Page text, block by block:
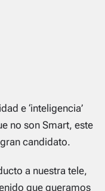
e ‘inteligencia’
no son Smart, este
candidato.
a nuestra tele,
que queramos